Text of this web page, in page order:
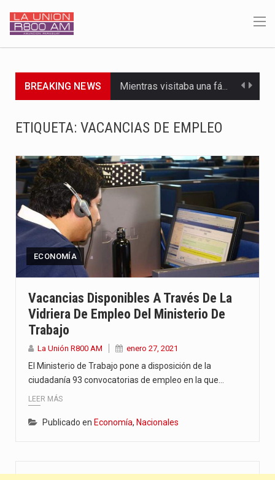
BREAKING NEWS Mientras visitaba una fábrica de armamentos en San Paulo, el…
Para Tania, una paraguaya de 33 años que reside en…
Una familia atravesó momentos de extrema tensión durante la madrugada…
Fretes se refirió concretamente al recorrido que realizó este jueves…
El amanecer de este miércoles se caracteriza por un ambiente…
ETIQUETA: VACANCIAS DE EMPLEO
ECONOMÍA
Vacancias Disponibles A Través De La
Vidriera De Empleo Del Ministerio De
Trabajo
La Unión R800 AM enero 27, 2021
El Ministerio de Trabajo pone a disposición de la
ciudadanía 93 convocatorias de empleo en la que…
LEER MÁS
Publicado en Economía, Nacionales